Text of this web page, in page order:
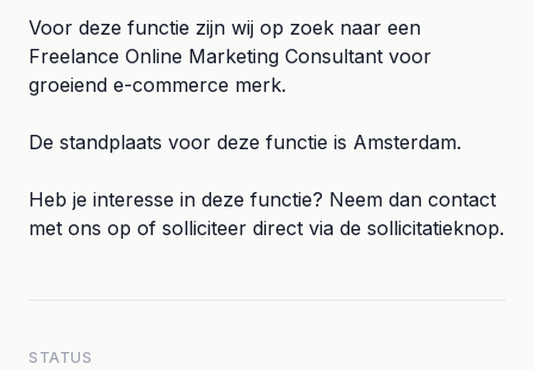
Voor deze functie zijn wij op zoek naar een
Freelance Online Marketing Consultant voor
groeiend e-commerce merk.
De standplaats voor deze functie is Amsterdam.
Heb je interesse in deze functie? Neem dan contact
met ons op of solliciteer direct via de sollicitatieknop.
STATUS